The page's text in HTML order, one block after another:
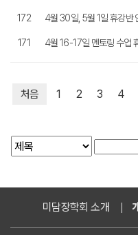
172 4월 30일, 5월 1일 휴강반
171 4월 16-17일 멘토링 수업
처음 1 2 3 4
미담장학회 소개